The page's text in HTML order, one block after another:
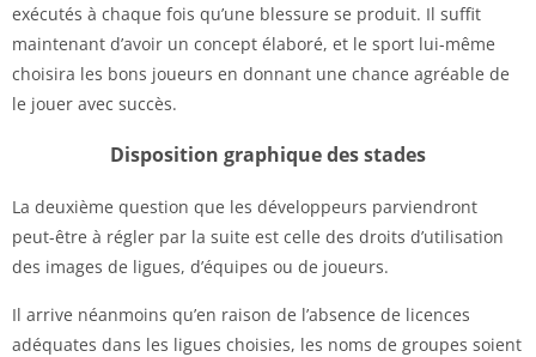
exécutés à chaque fois qu’une blessure se produit. Il suffit
maintenant d’avoir un concept élaboré, et le sport lui-même
choisira les bons joueurs en donnant une chance agréable de
le jouer avec succès.
Disposition graphique des stades
La deuxième question que les développeurs parviendront
peut-être à régler par la suite est celle des droits d’utilisation
des images de ligues, d’équipes ou de joueurs.
Il arrive néanmoins qu’en raison de l’absence de licences
adéquates dans les ligues choisies, les noms de groupes soient